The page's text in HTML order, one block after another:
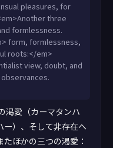
pleasures, for
three
formlessness.
form, formlessness,
roots:</em>
view, doubt, and
渇愛（カーマタンハ
ー）、そして非存在へ
ほかの三つの渇愛：